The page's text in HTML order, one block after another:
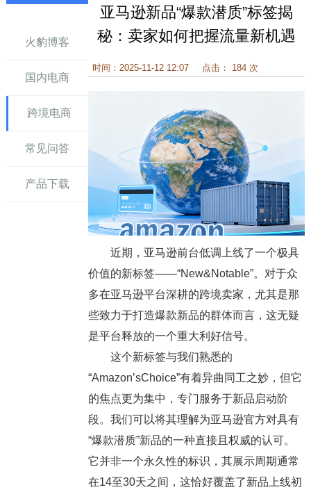
火豹博客
国内电商
跨境电商
常见问答
产品下载
亚马逊新品“爆款潜质”标签揭
秘：卖家如何把握流量新机遇
时间：2025-11-12 12:07 点击： 184 次
近期，亚马逊前台低调上线了一个极具
价值的新标签——“New&Notable”。对于众
多在亚马逊平台深耕的跨境卖家，尤其是那
些致力于打造爆款新品的群体而言，这无疑
是平台释放的一个重大利好信号。
这个新标签与我们熟悉的
“Amazon’sChoice”有着异曲同工之妙，但它
的焦点更为集中，专门服务于新品启动阶
段。我们可以将其理解为亚马逊官方对具有
“爆款潜质”新品的一种直接且权威的认可。
它并非一个永久性的标识，其展示周期通常
在14至30天之间，这恰好覆盖了新品上线初